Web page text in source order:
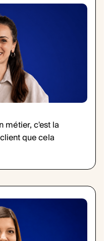
métier, c'est la
que cela